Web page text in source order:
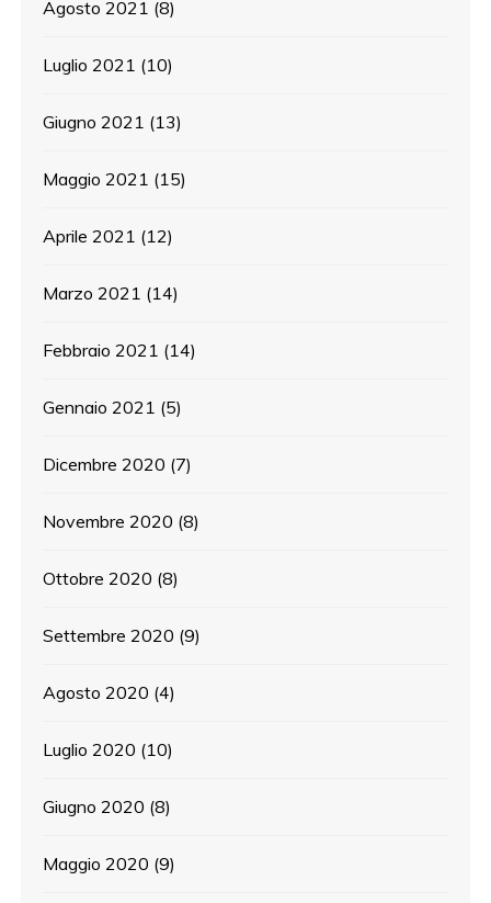
Agosto 2021 (8)
Luglio 2021 (10)
Giugno 2021 (13)
Maggio 2021 (15)
Aprile 2021 (12)
Marzo 2021 (14)
Febbraio 2021 (14)
Gennaio 2021 (5)
Dicembre 2020 (7)
Novembre 2020 (8)
Ottobre 2020 (8)
Settembre 2020 (9)
Agosto 2020 (4)
Luglio 2020 (10)
Giugno 2020 (8)
Maggio 2020 (9)